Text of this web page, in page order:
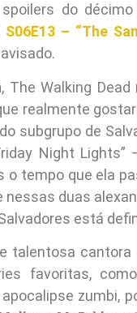
do
S06E13 – “The
, The Walking
realmente
subgrupo de
Night
o tempo que ela
duas
está
talentosa
favoritas,
zumbi,